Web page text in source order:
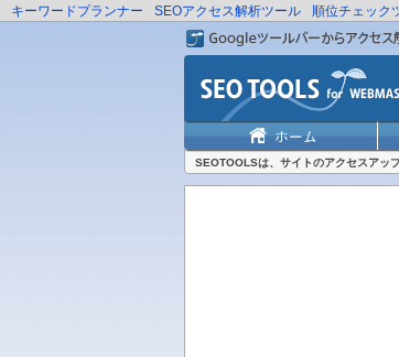
キーワードプランナー SEOアクセス解析ツール 順位チェック
SEOTOOLSは、サイトのアクセスアッ